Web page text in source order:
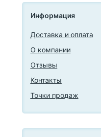
Информация
Доставка и оплата
О компании
Отзывы
Контакты
Точки продаж